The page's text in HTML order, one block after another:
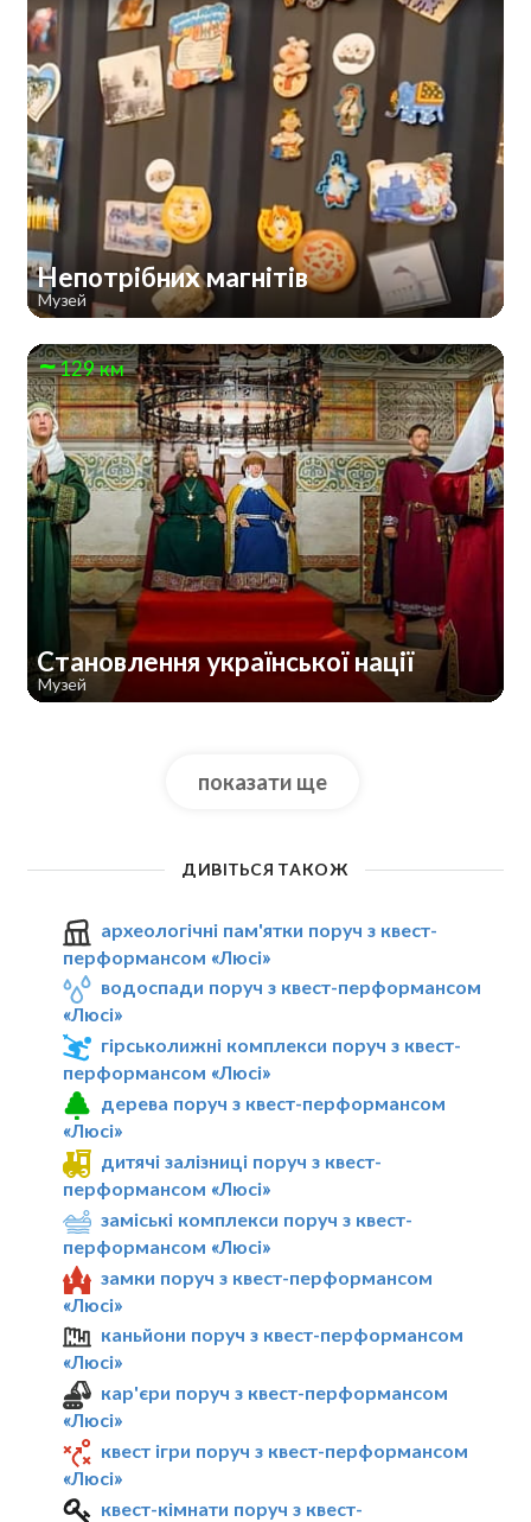
Непотрібних магнітів
Музей
129 км
Становлення української нації
Музей
показати ще
ДИВІТЬСЯ ТАКОЖ
археологічні пам'ятки поруч з квест-
перформансом «Люсі»
водоспади поруч з квест-перформансом
«Люсі»
гірськолижні комплекси поруч з квест-
перформансом «Люсі»
дерева поруч з квест-перформансом
«Люсі»
дитячі залізниці поруч з квест-
перформансом «Люсі»
заміські комплекси поруч з квест-
перформансом «Люсі»
замки поруч з квест-перформансом
«Люсі»
каньйони поруч з квест-перформансом
«Люсі»
кар'єри поруч з квест-перформансом
«Люсі»
квест ігри поруч з квест-перформансом
«Люсі»
квест-кімнати поруч з квест-